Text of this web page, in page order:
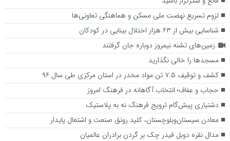
لزوم تسریع نهضت ملی مسکن و هماهنگی تعاونی‌ها
شناسایی بیش از ۶۳ هزار اختلال بینایی در کودکان
زمین‌های تشنه نیمروز دوباره جان گرفتند
مسجدها را خالی نگذارید
کشف و توقیف ۷.۵ تن مواد مخدر در استان مرکزی طی سال ۹۶
حجاب و عفاف؛ انتخاب آگاهانه در فرهنگ امروز
دشتیاری پیش‌گام ترویج فرهنگ نه به پلاستیک
معادن سیستان‌وبلوچستان، کلید رونق صنعت و اشتغال پایدار
مدال نقره دوبل فیدر چک بر گردن برادران عالمیان